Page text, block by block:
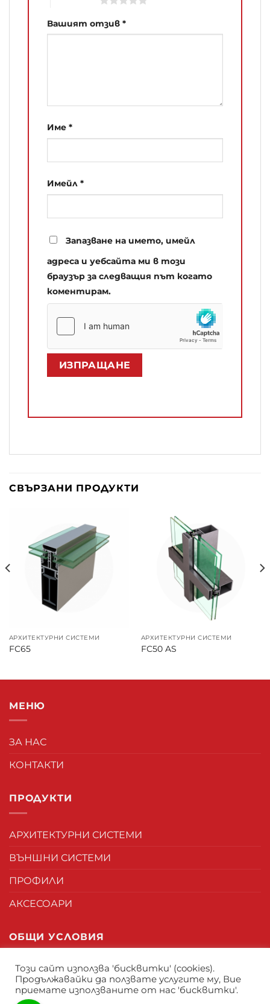
Вашият отзив *
Име *
Имейл *
Запазване на името, имейл
адреса и уебсайта ми в този
браузър за следващия път когато
коментирам.
СВЪРЗАНИ ПРОДУКТИ
АРХИТЕКТУРНИ СИСТЕМИ
FC65
АРХИТЕКТУРНИ СИСТЕМИ
FC50 AS
МЕНЮ
ЗА НАС
КОНТАКТИ
ПРОДУКТИ
АРХИТЕКТУРНИ СИСТЕМИ
ВЪНШНИ СИСТЕМИ
ПРОФИЛИ
АКСЕСОАРИ
ОБЩИ УСЛОВИЯ
ОБЩИ УСЛОВИЯ
Този сайт използва 'бисквитки' (cookies).
Продължавайки да ползвате услугите му, Вие
приемате използваните от нас 'бисквитки'.